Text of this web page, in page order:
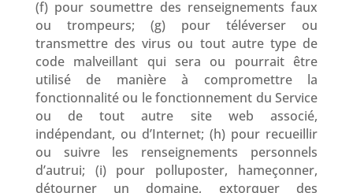
(f) pour soumettre des renseignements faux
ou trompeurs; (g) pour téléverser ou
transmettre des virus ou tout autre type de
code malveillant qui sera ou pourrait être
utilisé de manière à compromettre la
fonctionnalité ou le fonctionnement du Service
ou de tout autre site web associé,
indépendant, ou d’Internet; (h) pour recueillir
ou suivre les renseignements personnels
d’autrui; (i) pour polluposter, hameçonner,
détourner un domaine, extorquer des